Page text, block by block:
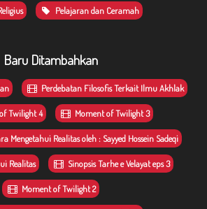
Pelajaran dan Ceramah
Baru Ditambahkan
Perdebatan Filosofis Terkait Ilmu Akhlak
Twilight 4 Moment of Twilight 3
Mengetahui Realitas oleh : Sayyed Hossein Sadeqi
Realitas Sinopsis Tarhe e Velayat eps 3
Moment of Twilight 2